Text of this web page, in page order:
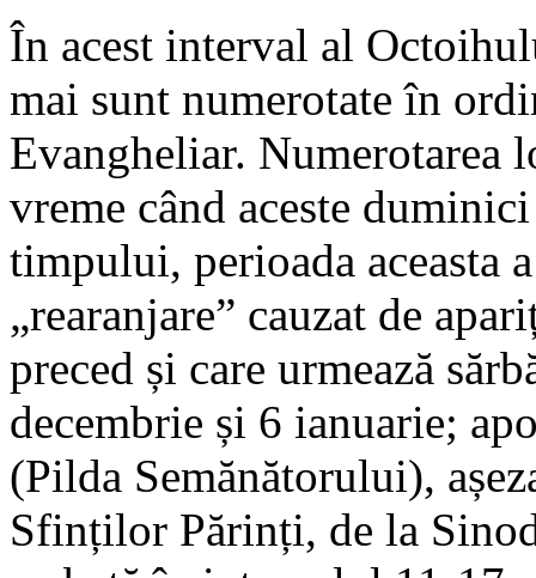
În acest interval al
mai sunt numerotate în
Evangheliar. Numerotarea
vreme când aceste
timpului, perioada aceasta
„rearanjare” cauzat de
preced și care urmează
decembrie și 6 ianuarie;
(Pilda Semănătorului),
Sfinților Părinți, de la